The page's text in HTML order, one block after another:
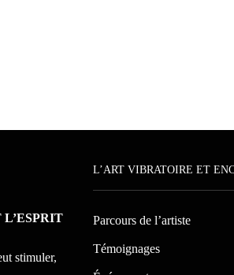
stimuler,
L’ART VIBRATOIRE ET
Parcours de l’artiste
Témoignages